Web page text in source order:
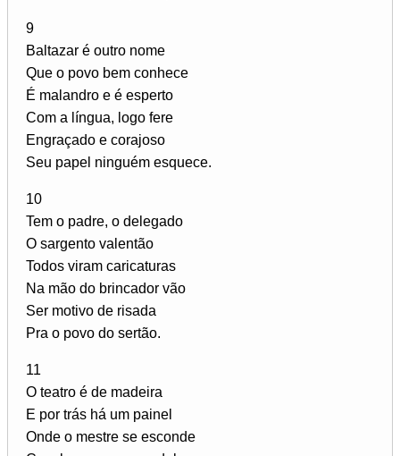
9
Baltazar é outro nome
Que o povo bem conhece
É malandro e é esperto
Com a língua, logo fere
Engraçado e corajoso
Seu papel ninguém esquece.
10
Tem o padre, o delegado
O sargento valentão
Todos viram caricaturas
Na mão do brincador vão
Ser motivo de risada
Pra o povo do sertão.
11
O teatro é de madeira
E por trás há um painel
Onde o mestre se esconde